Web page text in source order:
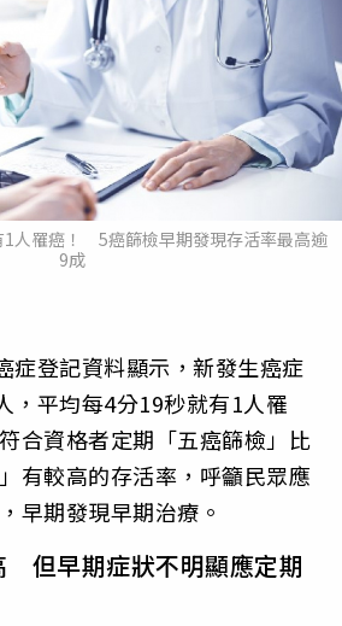
人罹癌！ 5癌篩檢早期發現存活率最高逾
9成
症登記資料顯示，新發生癌症
，平均每4分19秒就有1人罹
合資格者定期「五癌篩檢」比
有較高的存活率，呼籲民眾應
早期發現早期治療。
但早期症狀不明顯應定期